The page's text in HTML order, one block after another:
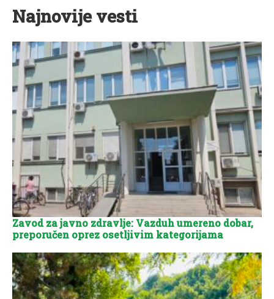
Najnovije vesti
Zavod za javno zdravlje: Vazduh umereno dobar,
preporučen oprez osetljivim kategorijama